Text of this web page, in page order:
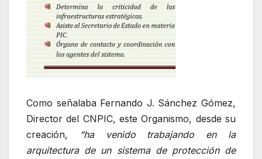
Como señalaba Fernando J. Sánchez Gómez,
Director del CNPIC, este Organismo, desde su
creación,
“ha venido trabajando en la
arquitectura de un sistema de protección de